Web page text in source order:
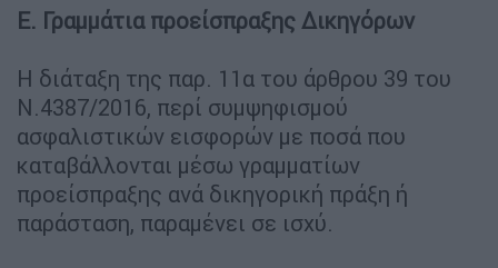
Ε. Γραμμάτια προείσπραξης Δικηγόρων
Η διάταξη της παρ. 11α του άρθρου 39 του
Ν.4387/2016, περί συμψηφισμού
ασφαλιστικών εισφορών με ποσά που
καταβάλλονται μέσω γραμματίων
προείσπραξης ανά δικηγορική πράξη ή
παράσταση, παραμένει σε ισχύ.